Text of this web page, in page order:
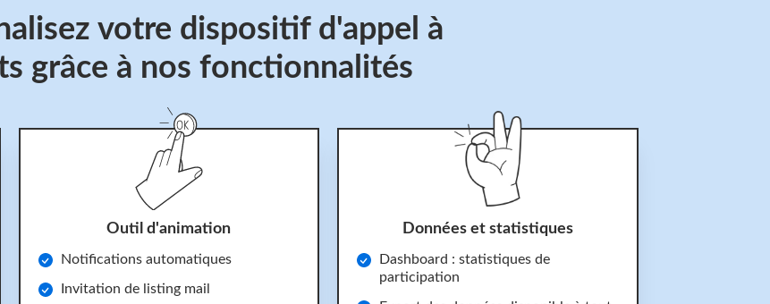
votre dispositif d'appel à
grâce à nos fonctionnalités
Outil d'animation
Notifications automatiques
Invitation de listing mail
Données et statistiques
Dashboard : statistiques de
participation